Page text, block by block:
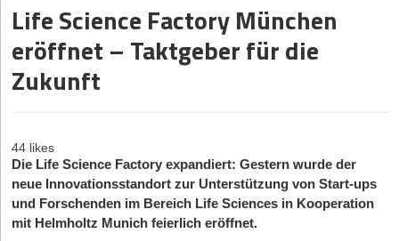
Life Science Factory München
eröffnet – Taktgeber für die
Zukunft
44 likes
Die Life Science Factory expandiert: Gestern wurde der
neue Innovationsstandort zur Unterstützung von Start-ups
und Forschenden im Bereich Life Sciences in Kooperation
mit Helmholtz Munich feierlich eröffnet.